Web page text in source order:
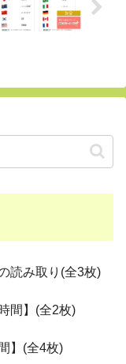
読み取り(全3枚)
間】(全2枚)
】(全4枚)